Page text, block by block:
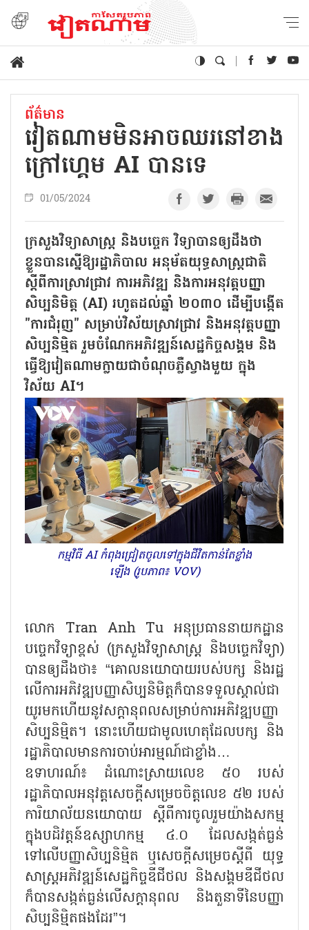
ព័ត៌មាន
វៀតណាមមិនអាចឈរនៅខាង
ក្រៅហ្គេម AI បានទេ
01/05/2024
ក្រសួងវិទ្យាសាស្ត្រ និងបច្ចេក វិទ្យាបានឲ្យដឹងថា
ខ្លួនបានស្នើឱ្យរដ្ឋាភិបាល អនុម័តយុទ្ធសាស្ត្រជាតិ
ស្តីពីការស្រាវជ្រាវ ការអភិវឌ្ឍ និងការអនុវត្តបញ្ញា
សិប្បនិមិត្ត (AI) រហូតដល់ឆ្នាំ ២០៣០ ដើម្បីបង្កើត
"ការជំរុញ" សម្រាប់វិស័យស្រាវជ្រាវ និងអនុវត្តបញ្ញា
សិប្បនិម្មិត រួមចំណែកអភិវឌ្ឍន៍សេដ្ឋកិច្ចសង្គម និង
ធ្វើឱ្យវៀតណាមក្លាយជាចំណុចភ្លឺស្វាងមួយ ក្នុង
វិស័យ AI។
កម្មវិធី AI កំពុងជ្រៀតចូលទៅក្នុងជីវិតកាន់តែខ្លាំង
ឡើង (រូបភាព៖ VOV)
លោក Tran Anh Tu អនុប្រធាននាយកដ្ឋាន
បច្ចេកវិទ្យាខ្ពស់ (ក្រសួងវិទ្យាសាស្ត្រ និងបច្ចេកវិទ្យា)
បានឲ្យដឹងថា៖ “គោលនយោបាយរបស់បក្ស និងរដ្ឋ
លើការអភិវឌ្ឍបញ្ញាសិប្បនិមិត្តក៏បានទទួលស្គាល់ជា
យូរមកហើយនូវសក្តានុពលសម្រាប់ការអភិវឌ្ឍបញ្ញា
សិប្បនិម្មិត។ នោះហើយជាមូលហេតុដែលបក្ស និង
រដ្ឋាភិបាលមានការចាប់អារម្មណ៍ជាខ្លាំង…
ឧទាហរណ៍៖ ដំណោះស្រាយលេខ ៥០ របស់
រដ្ឋាភិបាលអនុវត្តសេចក្តីសម្រេចចិត្តលេខ ៥២ របស់
ការិយាល័យនយោបាយ ស្តីពីការចូលរួមយ៉ាងសកម្ម
ក្នុងបដិវត្តន៍ឧស្សាហកម្ម ៤.០ ដែលសង្កត់ធ្ងន់
ទៅលើបញ្ញាសិប្បនិម្មិត ឬសេចក្តីសម្រេចស្តីពី យុទ្ធ
សាស្រ្តអភិវឌ្ឍន៍សេដ្ឋកិច្ចឌីជីថល និងសង្គមឌីជីថល
ក៏បានសង្កត់ធ្ងន់លើសក្តានុពល និងតួនាទីនៃបញ្ញា
សិប្បនិម្មិតផងដែរ”។